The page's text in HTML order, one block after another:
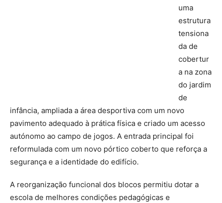
uma
estrutura
tensiona
da de
cobertur
a na zona
do jardim
de
infância, ampliada a área desportiva com um novo
pavimento adequado à prática física e criado um acesso
autónomo ao campo de jogos. A entrada principal foi
reformulada com um novo pórtico coberto que reforça a
segurança e a identidade do edifício.
A reorganização funcional dos blocos permitiu dotar a
escola de melhores condições pedagógicas e